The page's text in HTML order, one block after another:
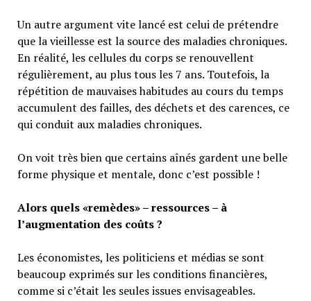
Un autre argument vite lancé est celui de prétendre
que la vieillesse est la source des maladies chroniques.
En réalité, les cellules du corps se renouvellent
régulièrement, au plus tous les 7 ans. Toutefois, la
répétition de mauvaises habitudes au cours du temps
accumulent des failles, des déchets et des carences, ce
qui conduit aux maladies chroniques.
On voit très bien que certains aînés gardent une belle
forme physique et mentale, donc c’est possible !
Alors quels «remèdes» – ressources – à
l’augmentation des coûts ?
Les économistes, les politiciens et médias se sont
beaucoup exprimés sur les conditions financières,
comme si c’était les seules issues envisageables.